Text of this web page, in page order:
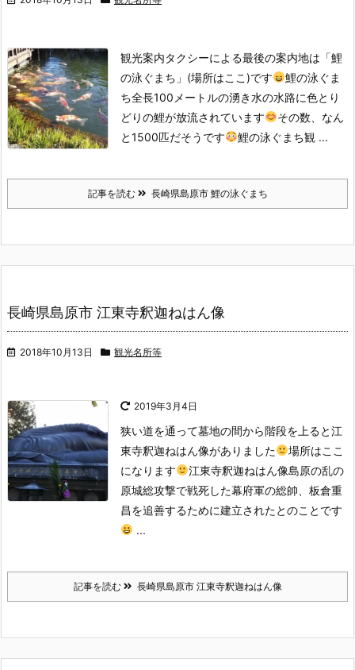
観光案内タクシーによる最後の案内地は「鯉
の泳ぐまち」(場所はここ)です
鯉の泳ぐま
ち全長100メートルの湧き水の水路に色とり
どりの鯉が放流されています
その数、なん
と1500匹だそうです
鯉の泳ぐまち観 ...
記事を読む 長崎県島原市 鯉の泳ぐまち
長崎県島原市 江東寺釈迦ねはん像
2018年10月13日 観光名所等
2019年3月4日
狭い道を通って墓地の間から階段を上ると江
東寺釈迦ねはん像がありました
場所はここ
になります
江東寺釈迦ねはん像島原の乱の
原城総攻撃で戦死した幕府軍の総帥、板倉重
昌を追善するために建立されたとのことです
...
記事を読む 長崎県島原市 江東寺釈迦ねはん像